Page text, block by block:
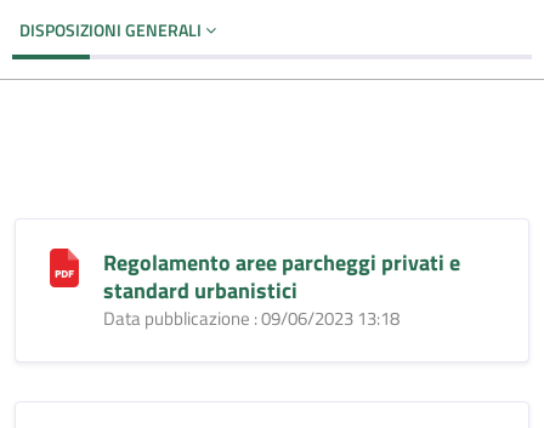
DISPOSIZIONI GENERALI
Regolamento aree parcheggi privati e
standard urbanistici
Data pubblicazione : 09/06/2023 13:18